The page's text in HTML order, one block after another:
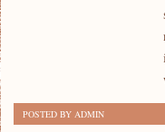
POSTED BY ADMIN